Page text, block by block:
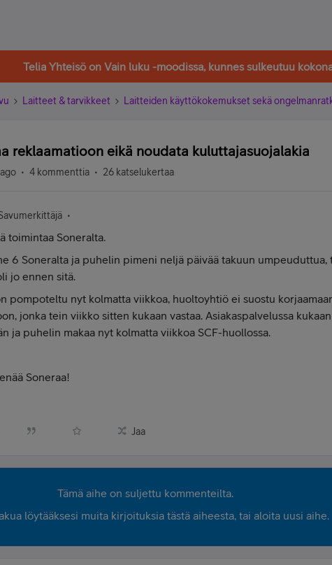
Telia Yhteisö on Vain luku -moodissa, kunnes sulkeutuu
Laitteet & tarvikkeet Laitteiden käyttökokemukset sekä
reklaamatioon eikä noudata kuluttajasuojalakia
4 kommenttia 26 katselukertaa
toimintaa Soneralta.
6 Soneralta ja puhelin pimeni neljä päivää takuun umpeuduttua,
jo ennen sitä.
pompoteltu nyt kolmatta viikkoa, huoltoyhtiö ei suostu
jonka tein viikko sitten kukaan vastaa. Asiakaspalvelussa
ja puhelin makaa nyt kolmatta viikkoa SCF-huollossa.
Soneraa!
Jaa
Tämä aihe on suljettu kommenteilta.
löytääksesi muita kirjoituksia tästä aiheesta, tai aloita uusi aihe.